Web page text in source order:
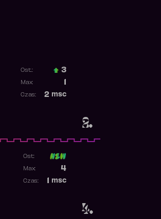
2.
Ost.: 3
Max:
2 msc
Czas:
4.
Ost:
4
Max:
msc
Czas: